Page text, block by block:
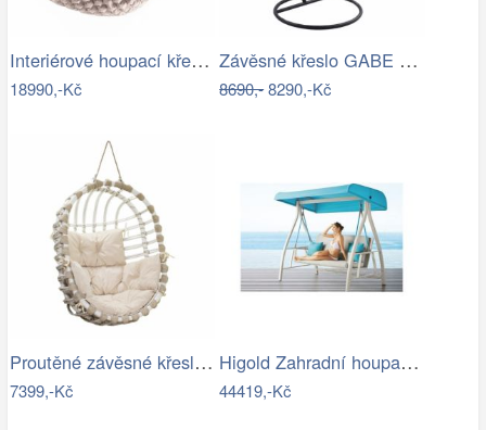
Interiérové houpací křeslo Swingy In…
18990,-Kč
Závěsné křeslo GABE Tempo Kondela
8690,-8290,-Kč
Proutěné závěsné křeslo Lena, bílý rám…
7399,-Kč
Higold Zahradní houpačka HIGOLD Nofi…
44419,-Kč